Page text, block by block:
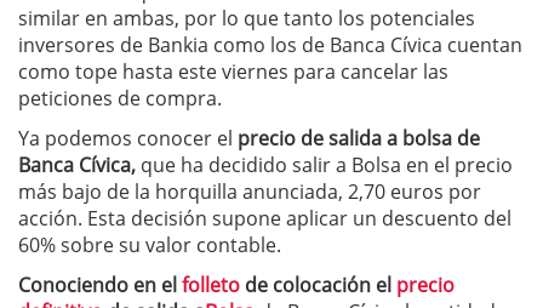
similar en ambas, por lo que tanto los potenciales
inversores de Bankia como los de Banca Cívica cuentan
como tope hasta este viernes para cancelar las
peticiones de compra.
Ya podemos conocer el precio de salida a bolsa de
Banca Cívica, que ha decidido salir a Bolsa en el precio
más bajo de la horquilla anunciada, 2,70 euros por
acción. Esta decisión supone aplicar un descuento del
60% sobre su valor contable.
Conociendo en elfolleto de colocación el precio